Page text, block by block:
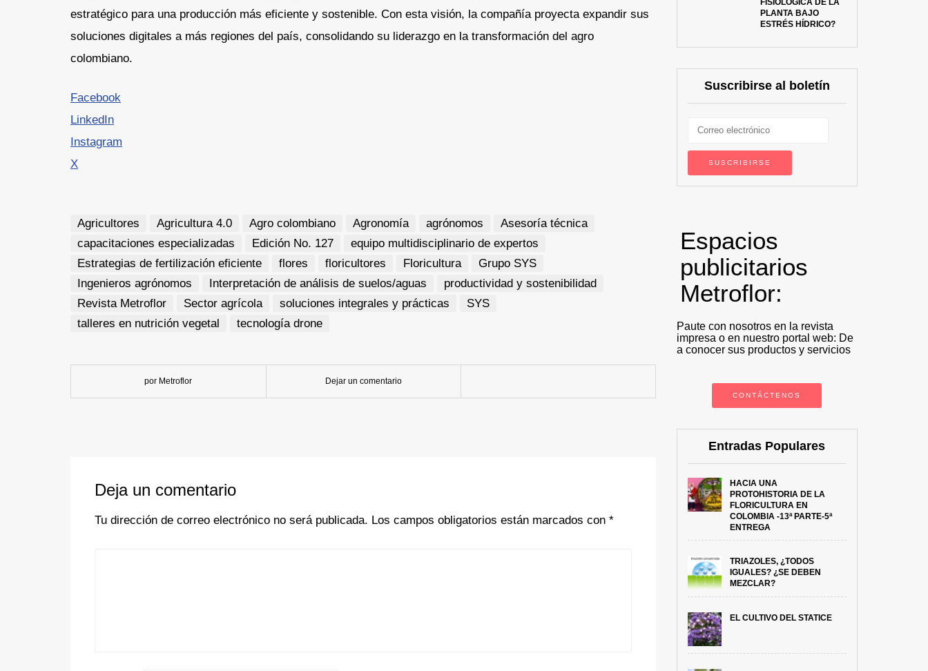
estratégico para una producción más eficiente y sostenible. Con esta visión, la compañía proyecta expandir sus
soluciones digitales a más regiones del país, consolidando su liderazgo en la transformación del agro
colombiano.
Facebook
LinkedIn
Instagram
X
Agricultores Agricultura 4.0 Agro colombiano Agronomía agrónomos
Asesoría técnica
capacitaciones especializadas
Edición No. 127
equipo multidisciplinario de expertos
Estrategias de fertilización eficiente
flores floricultores Floricultura
Grupo SYS
Ingenieros agrónomos
Interpretación de análisis de suelos/aguas
productividad y sostenibilidad
Revista Metroflor
Sector agrícola soluciones integrales y prácticas
SYS
talleres en nutrición vegetal
tecnología drone
por Metroflor Dejar un comentario
Deja un comentario
Tu dirección de correo electrónico no será publicada. Los campos obligatorios están marcados con *
FISIOLÓGICA DE LA
PLANTA BAJO
ESTRÉS HÍDRICO?
Suscribirse al boletín
Espacios
publicitarios
Metroflor:
Paute con nosotros en la revista
impresa o en nuestro portal web: De
a conocer sus productos y servicios
CONTÁCTENOS
Entradas Populares
HACIA UNA
PROTOHISTORIA DE LA
FLORICULTURA EN
COLOMBIA -13ª PARTE-5ª
ENTREGA
TRIAZOLES, ¿TODOS
IGUALES? ¿SE DEBEN
MEZCLAR?
EL CULTIVO DEL STATICE